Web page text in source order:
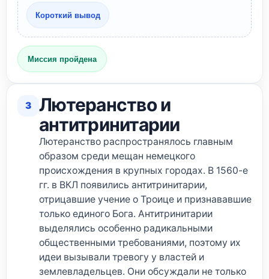
Короткий вывод
Миссия пройдена
3
Лютеранство и
антитринитарии
Лютеранство распространялось главным
образом среди мещан немецкого
происхождения в крупных городах. В 1560-е
гг. в ВКЛ появились антитринитарии,
отрицавшие учение о Троице и признававшие
только единого Бога. Антитринитарии
выделялись особенно радикальными
общественными требованиями, поэтому их
идеи вызывали тревогу у властей и
землевладельцев. Они обсуждали не только